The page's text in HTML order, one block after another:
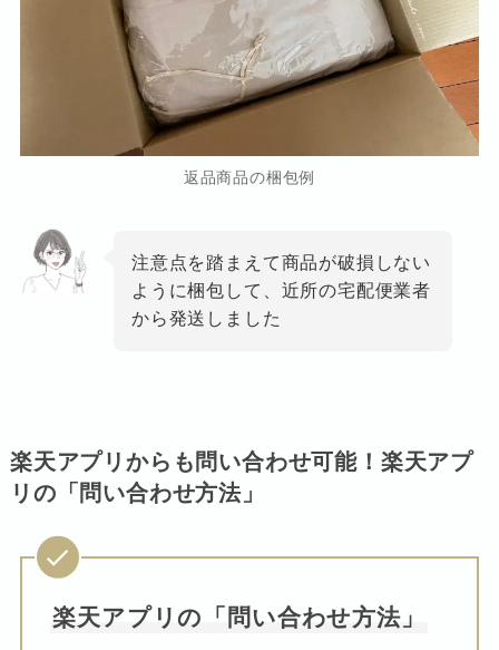
返品商品の梱包例
注意点を踏まえて商品が破損しない
ように梱包して、近所の宅配便業者
から発送しました
楽天アプリからも問い合わせ可能！楽天アプ
リの「問い合わせ方法」
楽天アプリの「問い合わせ方法」